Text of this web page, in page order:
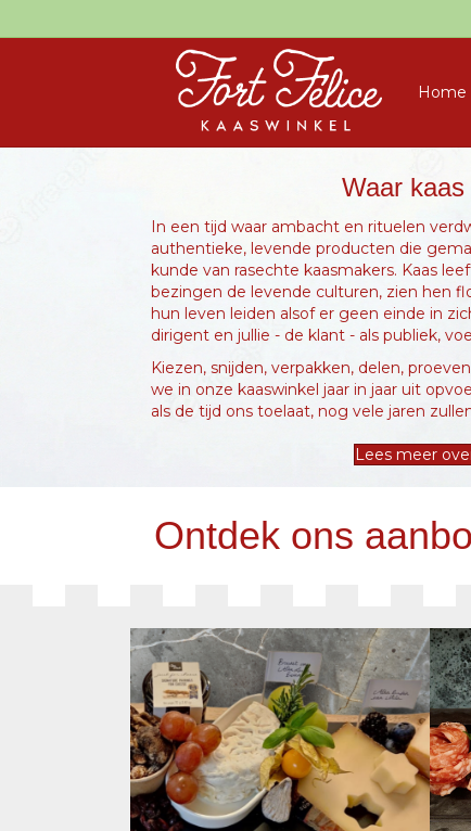
Home
Waar kaas
In een tijd waar ambacht en rituelen
authentieke, levende producten die
kunde van rasechte kaasmakers. Kaas
bezingen de levende culturen, zien hen
hun leven leiden alsof er geen einde in
dirigent en jullie - de klant - als publiek,
Kiezen, snijden, verpakken, delen,
we in onze kaaswinkel jaar in jaar uit
als de tijd ons toelaat, nog vele jaren
Lees meer
Ontdek ons